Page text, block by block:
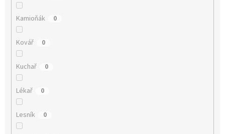
Kamioňák 0
Kovář 0
Kuchař 0
Lékař 0
Lesník 0